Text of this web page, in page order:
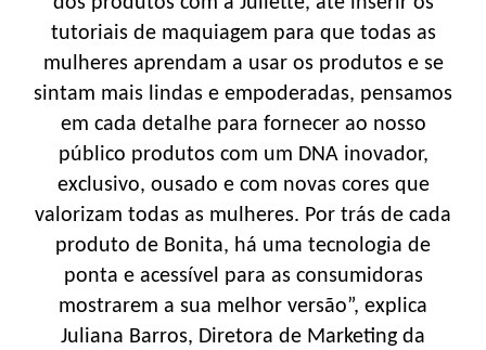
tutoriais de maquiagem para que todas as
mulheres aprendam a usar os produtos e se
sintam mais lindas e empoderadas, pensamos
em cada detalhe para fornecer ao nosso
público produtos com um DNA inovador,
exclusivo, ousado e com novas cores que
valorizam todas as mulheres. Por trás de cada
produto de Bonita, há uma tecnologia de
ponta e acessível para as consumidoras
mostrarem a sua melhor versão”, explica
Juliana Barros, Diretora de Marketing da